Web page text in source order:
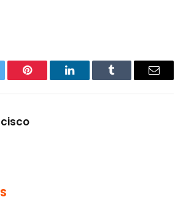
Pinterest LinkedInTumblr Email